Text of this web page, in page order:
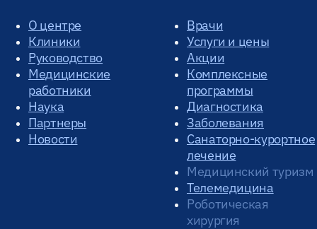
О центре
Клиники
Руководство
Медицинские
работники
Наука
Партнеры
Новости
Врачи
Услуги и цены
Акции
Комплексные
программы
Диагностика
Заболевания
Санаторно-курортное
лечение
Медицинский туризм
Телемедицина
Роботическая
хирургия